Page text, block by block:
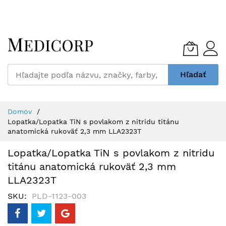
to
Content
Hľadať
Domov
Lopatka/Lopatka TiN s povlakom z nitridu titánu
anatomická rukoväť 2,3 mm LLA2323T
Lopatka/Lopatka TiN s povlakom z nitridu
titánu anatomická rukoväť 2,3 mm
LLA2323T
SKU PLD-1123-003